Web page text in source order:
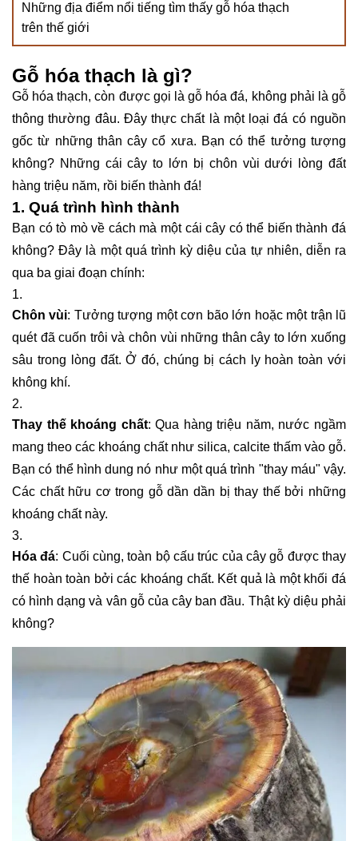
Những địa điểm nổi tiếng tìm thấy gỗ hóa thạch
trên thế giới
Gỗ hóa thạch là gì?
Gỗ hóa thạch, còn được gọi là gỗ hóa đá, không phải là gỗ
thông thường đâu. Đây thực chất là một loại đá có nguồn
gốc từ những thân cây cổ xưa. Bạn có thể tưởng tượng
không? Những cái cây to lớn bị chôn vùi dưới lòng đất
hàng triệu năm, rồi biến thành đá!
1. Quá trình hình thành
Bạn có tò mò về cách mà một cái cây có thể biến thành đá
không? Đây là một quá trình kỳ diệu của tự nhiên, diễn ra
qua ba giai đoạn chính:
Chôn vùi: Tưởng tượng một cơn bão lớn hoặc một trận lũ
quét đã cuốn trôi và chôn vùi những thân cây to lớn xuống
sâu trong lòng đất. Ở đó, chúng bị cách ly hoàn toàn với
không khí.
Thay thế khoáng chất: Qua hàng triệu năm, nước ngầm
mang theo các khoáng chất như silica, calcite thấm vào gỗ.
Bạn có thể hình dung nó như một quá trình "thay máu" vậy.
Các chất hữu cơ trong gỗ dần dần bị thay thế bởi những
khoáng chất này.
Hóa đá: Cuối cùng, toàn bộ cấu trúc của cây gỗ được thay
thế hoàn toàn bởi các khoáng chất. Kết quả là một khối đá
có hình dạng và vân gỗ của cây ban đầu. Thật kỳ diệu phải
không?